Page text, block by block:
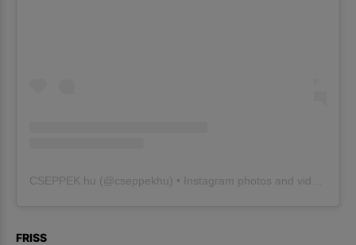
CSEPPEK.hu (@cseppekhu ) • Instagram photos and videos
FRISS